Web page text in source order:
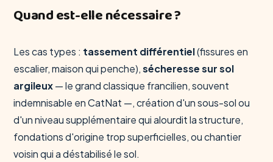
Quand est-elle nécessaire ?
Les cas types : tassement différentiel(fissures en
escalier, maison qui penche),sécheresse sur sol
argileux— le grand classique francilien, souvent
indemnisable en CatNat —, création d'un sous-sol ou
d'un niveau supplémentaire qui alourdit la structure,
fondations d'origine trop superficielles, ou chantier
voisin qui a déstabilisé le sol.